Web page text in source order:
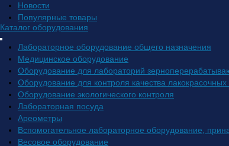
Новости
Популярные товары
Каталог оборудования
Лабораторное оборудование общего назначения
Медицинское оборудование
Оборудование для лабораторий
Оборудование для контроля качества
Оборудование экологического контроля
Лабораторная посуда
Ареометры
Вспомогательное лабораторное оборудование,
Весовое оборудование